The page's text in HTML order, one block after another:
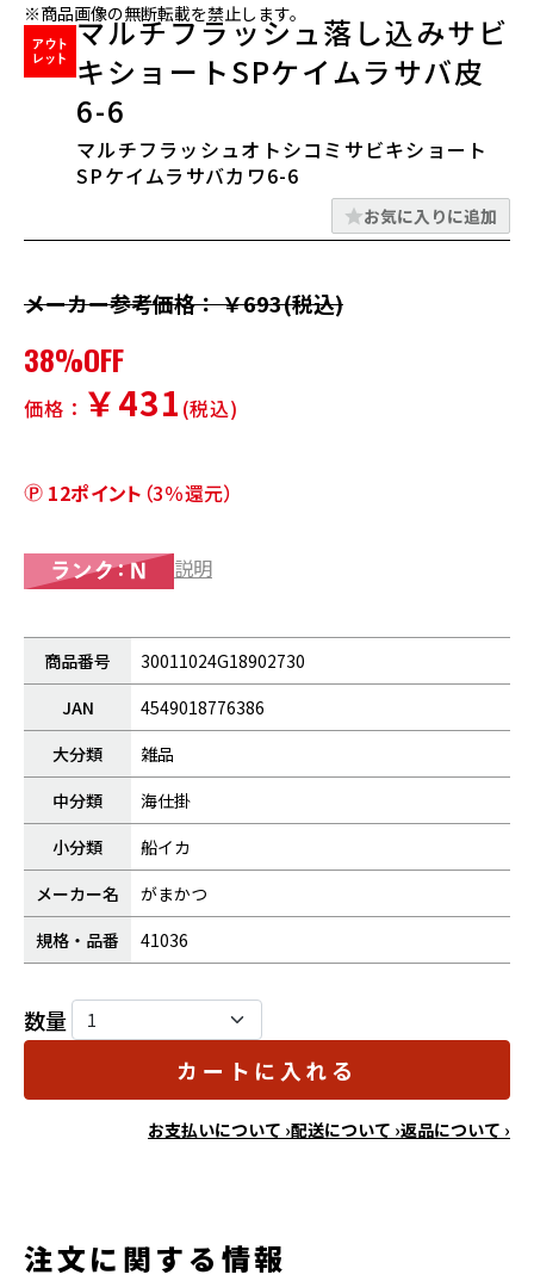
※商品画像の無断転載を禁止します。
マルチフラッシュ落し込みサビ
キショートSPケイムラサバ皮
6-6
マルチフラッシュオトシコミサビキショート
SPケイムラサバカワ6-6
お気に入りに追加
メーカー参考価格： ￥693(税込)
38%OFF
価格： ￥431 (税込)
12ポイント （3％還元）
説明
商品番号
30011024G18902730
JAN
4549018776386
大分類
雑品
中分類
海仕掛
小分類
船イカ
メーカー名
がまかつ
規格・品番
41036
数量
カートに入れる
お支払いについて ›配送について ›返品について ›
注文に関する情報